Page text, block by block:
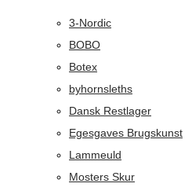
3-Nordic
BOBO
Botex
byhornsleths
Dansk Restlager
Egesgaves Brugskunst
Lammeuld
Mosters Skur